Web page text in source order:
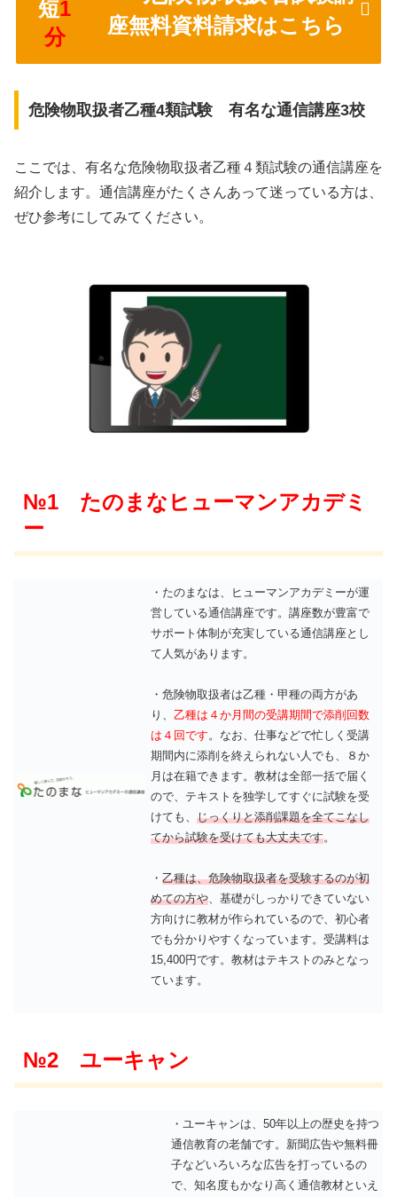
短1
分
座無料資料請求はこちら
危険物取扱者乙種4類試験 有名な通信講座3校
ここでは、有名な危険物取扱者乙種４類試験の通信講座を
紹介します。通信講座がたくさんあって迷っている方は、
ぜひ参考にしてみてください。
№1 たのまなヒューマンアカデミ
ー
・たのまなは、ヒューマンアカデミーが運
営している通信講座です。講座数が豊富で
サポート体制が充実している通信講座とし
て人気があります。
・危険物取扱者は乙種・甲種の両方があ
り、 乙種は４か月間の受講期間で添削回数
は４回です 。なお、仕事などで忙しく受講
期間内に添削を終えられない人でも、８か
月は在籍できます。教材は全部一括で届く
ので、テキストを独学してすぐに試験を受
けても、 じっくりと添削課題を全てこなし
てから試験を受けても大丈夫です。
・ 乙種は、危険物取扱者を受験するのが初
めての方や 、基礎がしっかりできていない
方向けに教材が作られているので、初心者
でも分かりやすくなっています。受講料は
15,400円です。教材はテキストのみとなっ
ています。
№2 ユーキャン
・ユーキャンは、50年以上の歴史を持つ
通信教育の老舗です。新聞広告や無料冊
子などいろいろな広告を打っているの
で、知名度もかなり高く通信教材といえ